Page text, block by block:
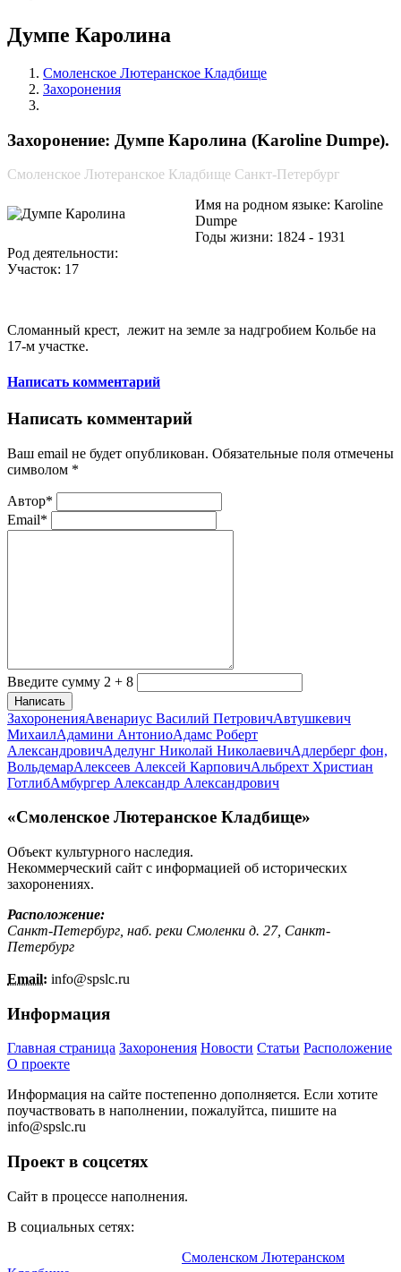
Думпе Каролина
Смоленское Лютеранское Кладбище
Захоронения
Захоронение: Думпе Каролина (Karoline Dumpe).
Смоленское Лютеранское Кладбище Санкт-Петербург
Имя на родном языке: Karoline
Dumpe
Годы жизни: 1824 - 1931
Род деятельности:
Участок: 17
Сломанный крест, лежит на земле за надгробием Кольбе на
17-м участке.
Написать комментарий
Написать комментарий
Ваш email не будет опубликован. Обязательные поля отмечены
символом *
Автор*
Email*
Введите сумму 2 + 8
Написать
ЗахороненияАвенариус Василий ПетровичАвтушкевич
МихаилАдамини АнтониоАдамс Роберт
АлександровичАделунг Николай НиколаевичАдлерберг фон,
ВольдемарАлексеев Алексей КарповичАльбрехт Христиан
ГотлибАмбургер Александр Александрович
«Смоленское Лютеранское Кладбище»
Объект культурного наследия.
Некоммерческий сайт с информацией об исторических
захоронениях.
Расположение:
Санкт-Петербург, наб. реки Смоленки д. 27, Санкт-
Петербург
Email: info@spslc.ru
Информация
Главная страница Захоронения Новости Статьи Расположение
О проекте
Информация на сайте постепенно дополняется. Если хотите
поучаствовать в наполнении, пожалуйтса, пишите на
info@spslc.ru
Проект в соцсетях
Сайт в процессе наполнения.
В социальных сетях:
Смоленском Лютеранском